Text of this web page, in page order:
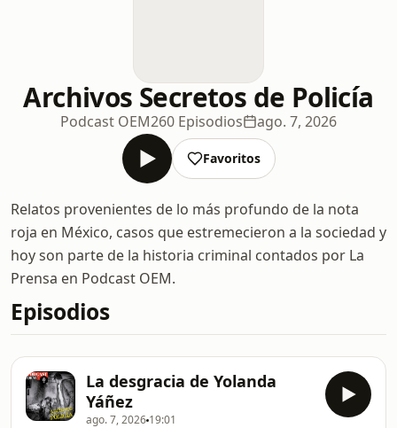
Archivos Secretos de Policía
Podcast OEM260 Episodios ago. 7, 2026
Favoritos
Relatos provenientes de lo más profundo de la nota
roja en México, casos que estremecieron a la sociedad y
hoy son parte de la historia criminal contados por La
Prensa en Podcast OEM.
Episodios
La desgracia de Yolanda
Yáñez
ago. 7, 2026 19:01